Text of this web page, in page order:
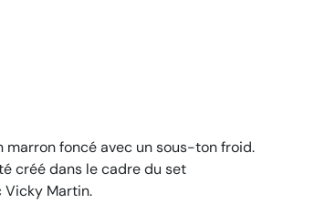
marron foncé avec un sous-ton froid.
créé dans le cadre du set
Vicky Martin.